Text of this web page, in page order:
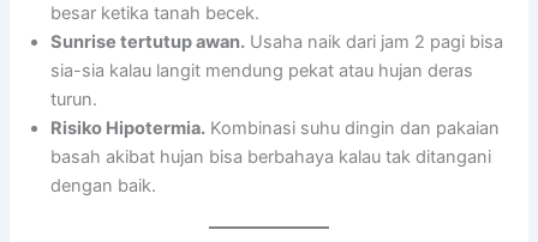
besar ketika tanah becek.
Sunrise tertutup awan. Usaha naik dari jam 2 pagi bisa
sia-sia kalau langit mendung pekat atau hujan deras
turun.
Risiko Hipotermia. Kombinasi suhu dingin dan pakaian
basah akibat hujan bisa berbahaya kalau tak ditangani
dengan baik.